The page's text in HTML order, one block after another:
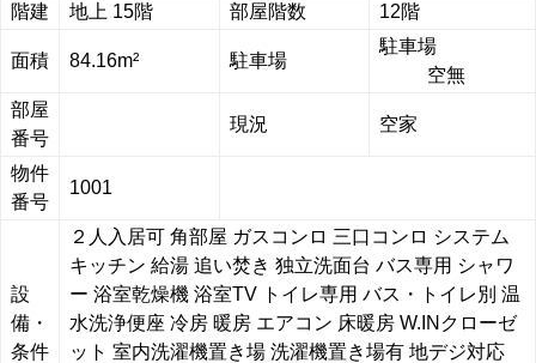
階建 地上 15階 部屋階数 12階
面積 84.16m² 駐車場
駐車場
空無
部屋
番号
現況 空家
物件
番号
1001
設
備・
条件
２人入居可 角部屋 ガスコンロ 三口コンロ システム
キッチン 給湯 追い焚き 独立洗面台 バス専用 シャワ
ー 浴室乾燥機 浴室TV トイレ専用 バス・トイレ別 温
水洗浄便座 冷房 暖房 エアコン 床暖房 W.INクローゼ
ット 室内洗濯機置き場 洗濯機置き場有 地デジ対応